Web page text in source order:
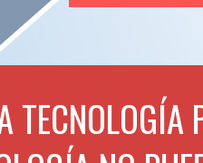
TECNOLOGÍA